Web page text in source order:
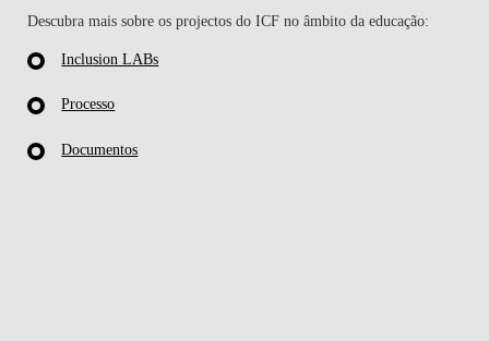
Descubra mais sobre os projectos do ICF no âmbito da educação:
Inclusion LABs
Processo
Documentos